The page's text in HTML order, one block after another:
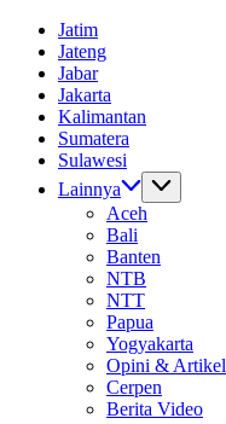
Jatim
Jateng
Jabar
Jakarta
Kalimantan
Sumatera
Sulawesi
Lainnya
Aceh
Bali
Banten
NTB
NTT
Papua
Yogyakarta
Opini & Artikel
Cerpen
Berita Video